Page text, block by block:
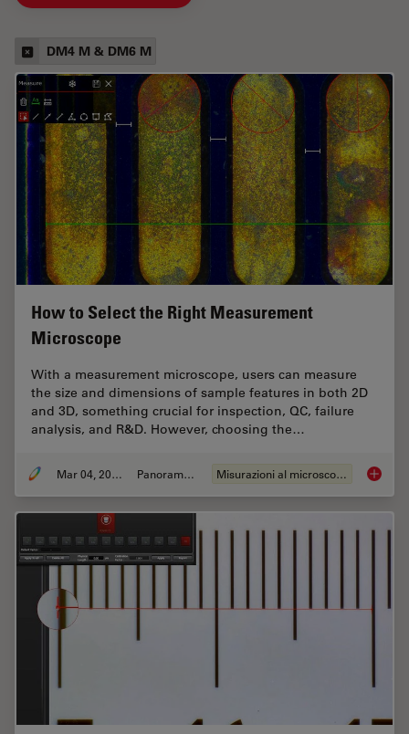
DM4 M & DM6 M
How to Select the Right Measurement
Microscope
With a measurement microscope, users can measure
the size and dimensions of sample features in both 2D
and 3D, something crucial for inspection, QC, failure
analysis, and R&D. However, choosing the…
Mar 04, 2026 Panoramica Misurazioni al microscopio How to